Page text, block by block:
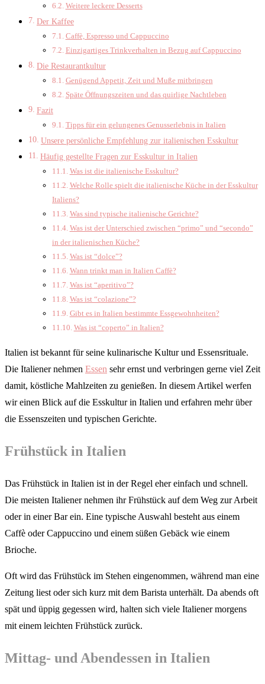
Weitere leckere Desserts
Der Kaffee
Caffè, Espresso und Cappuccino
Einzigartiges Trinkverhalten in Bezug auf Cappuccino
Die Restaurantkultur
Genügend Appetit, Zeit und Muße mitbringen
Späte Öffnungszeiten und das quirlige Nachtleben
Fazit
Tipps für ein gelungenes Genusserlebnis in Italien
Unsere persönliche Empfehlung zur italienischen Esskultur
Häufig gestellte Fragen zur Esskultur in Italien
Was ist die italienische Esskultur?
Welche Rolle spielt die italienische Küche in der Esskultur
Italiens?
Was sind typische italienische Gerichte?
Was ist der Unterschied zwischen “primo” und “secondo”
in der italienischen Küche?
Was ist “dolce”?
Wann trinkt man in Italien Caffè?
Was ist “aperitivo”?
Was ist “colazione”?
Gibt es in Italien bestimmte Essgewohnheiten?
Was ist “coperto” in Italien?
Italien ist bekannt für seine kulinarische Kultur und Essensrituale.
Die Italiener nehmen Essen sehr ernst und verbringen gerne viel Zeit
damit, köstliche Mahlzeiten zu genießen. In diesem Artikel werfen
wir einen Blick auf die Esskultur in Italien und erfahren mehr über
die Essenszeiten und typischen Gerichte.
Frühstück in Italien
Das Frühstück in Italien ist in der Regel eher einfach und schnell.
Die meisten Italiener nehmen ihr Frühstück auf dem Weg zur Arbeit
oder in einer Bar ein. Eine typische Auswahl besteht aus einem
Caffè oder Cappuccino und einem süßen Gebäck wie einem
Brioche.
Oft wird das Frühstück im Stehen eingenommen, während man eine
Zeitung liest oder sich kurz mit dem Barista unterhält. Da abends oft
spät und üppig gegessen wird, halten sich viele Italiener morgens
mit einem leichten Frühstück zurück.
Mittag- und Abendessen in Italien